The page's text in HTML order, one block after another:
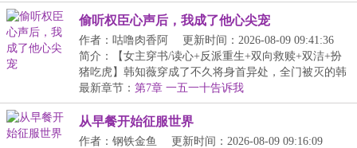
偷听权臣心声后，我成了他心尖宠
作者：咕噜肉香阿
更新时间：2026-08-09 09:41:36
简介：【女主穿书/读心+反派重生+双向救赎+双洁+扮
猪吃虎】韩知薇穿成了不久将身首异处，全门被灭的韩
家...
最新章节： 第7章 一五一十告诉我
从早餐开始征服世界
作者：钢铁金鱼
更新时间：2026-08-09 09:16:09